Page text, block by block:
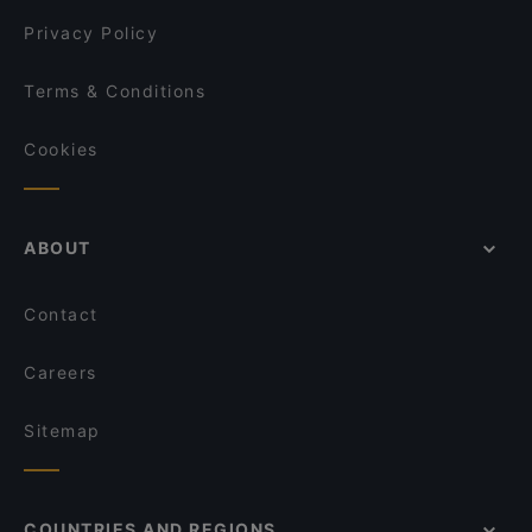
Privacy Policy
Terms & Conditions
Cookies
ABOUT
Contact
Careers
Sitemap